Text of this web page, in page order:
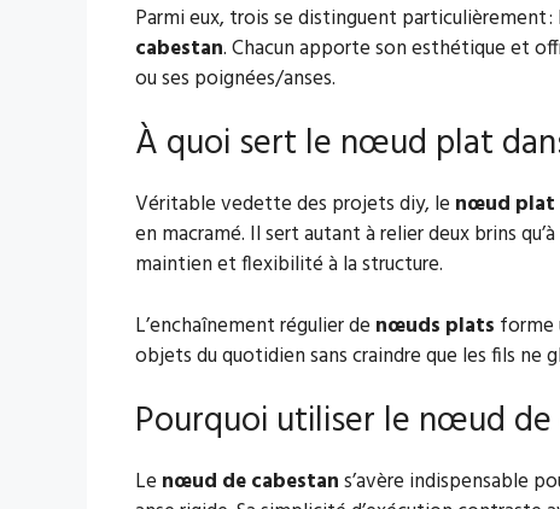
Parmi eux, trois se distinguent particulièrement :
cabestan. Chacun apporte son esthétique et
ou ses poignées/anses.
À quoi sert le nœud plat
Véritable vedette des projets diy, le nœud plat
en macramé. Il sert autant à relier deux brins
maintien et flexibilité à la structure.
L’enchaînement régulier de nœuds plats forme
objets du quotidien sans craindre que les fils ne
Pourquoi utiliser le nœud
Le nœud de cabestans’avère indispensable